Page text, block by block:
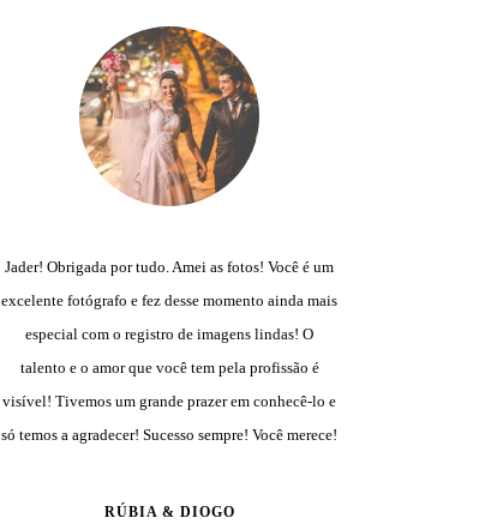
Jader! Obrigada por tudo. Amei as fotos! Você é um
excelente fotógrafo e fez desse momento ainda mais
especial com o registro de imagens lindas! O
talento e o amor que você tem pela profissão é
visível! Tivemos um grande prazer em conhecê-lo e
só temos a agradecer! Sucesso sempre! Você merece!
RÚBIA & DIOGO